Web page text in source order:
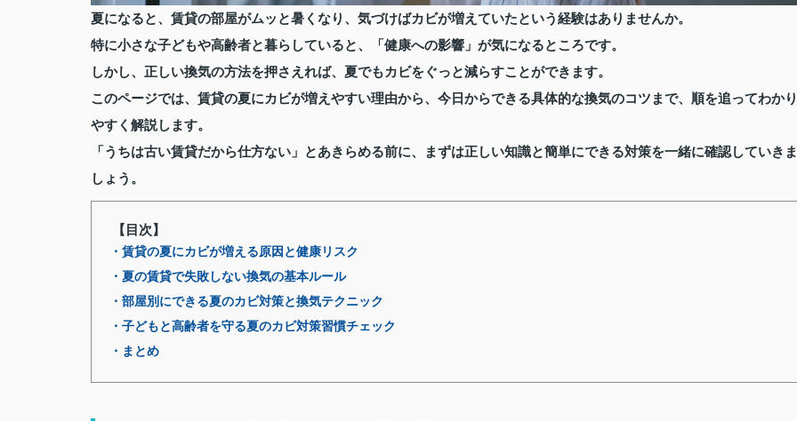
夏になると、賃貸の部屋がムッと暑くなり、気づけばカビが増えていたという経験はありませんか。
特に小さな子どもや高齢者と暮らしていると、「健康への影響」が気になるところです。
しかし、正しい換気の方法を押さえれば、夏でもカビをぐっと減らすことができます。
このページでは、賃貸の夏にカビが増えやすい理由から、今日からできる具体的な換気のコツまで、順を追ってわかり
やすく解説します。
「うちは古い賃貸だから仕方ない」とあきらめる前に、まずは正しい知識と簡単にできる対策を一緒に確認していきま
しょう。
【目次】
・賃貸の夏にカビが増える原因と健康リスク
・夏の賃貸で失敗しない換気の基本ルール
・部屋別にできる夏のカビ対策と換気テクニック
・子どもと高齢者を守る夏のカビ対策習慣チェック
・まとめ